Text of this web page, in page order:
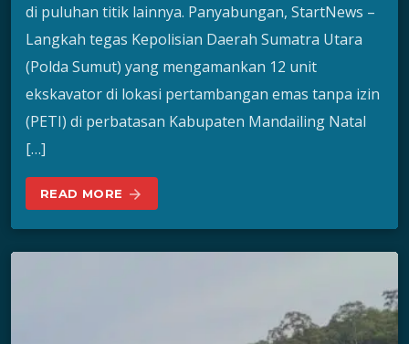
di puluhan titik lainnya. Panyabungan, StartNews –
Langkah tegas Kepolisian Daerah Sumatra Utara
(Polda Sumut) yang mengamankan 12 unit
ekskavator di lokasi pertambangan emas tanpa izin
(PETI) di perbatasan Kabupaten Mandailing Natal
[…]
READ MORE arrow_forward